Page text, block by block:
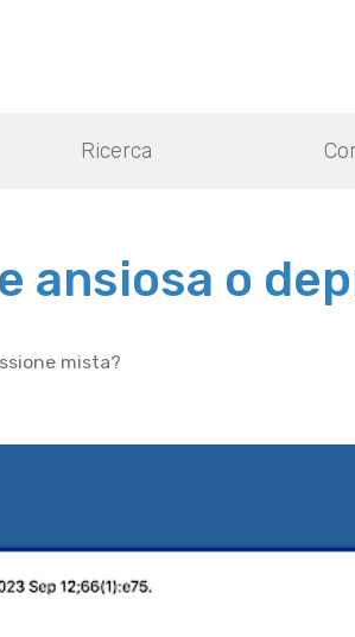
Ricerca
ansiosa o
mista?